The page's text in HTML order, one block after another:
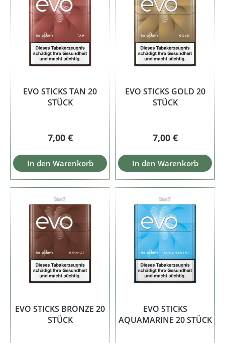
EVO STICKS TAN 20
STÜCK
Regulärer Preis:
7,00 €
In den Warenkorb
EVO STICKS GOLD 20
STÜCK
Regulärer Preis:
7,00 €
In den Warenkorb
EVO STICKS BRONZE 20
STÜCK
EVO STICKS
AQUAMARINE 20 STÜCK